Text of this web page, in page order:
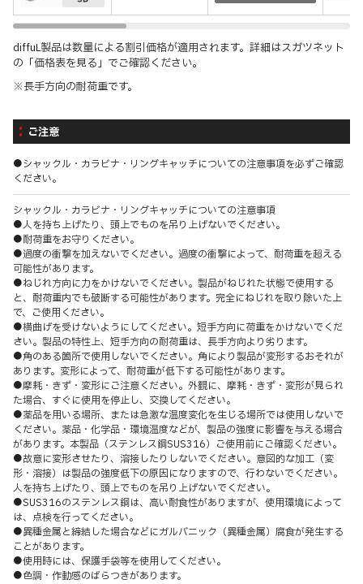
diffuL製品は数量による割引価格が適用されます。詳細はスガツネット
の「価格表を見る」でご確認ください。
※長手方向の耐荷重です。
ご注意
●シャックル・カラビナ・リングキャッチについての注意事項を必ずご確認
ください。
シャックル・カラビナ・リングキャッチについての注意事項
●人を持ち上げたり、頭上でものを吊り上げないでください。
●耐荷重をお守りください。
●過度の衝撃を加えないでください。過度の衝撃によって、耐荷重を超える
可能性があります。
●ねじれ方向に力をかけないでください。製品がねじれた状態で使用する
と、耐荷重内でも破断する可能性があります。完全にねじれを取り除いた上
で、ご使用ください。
●横曲げを受けないようにしてください。短手方向に荷重をかけないでくだ
さい。製品の特性上、短手方向の耐荷重は、長手方向より劣ります。
●角のある箇所で使用しないでください。角により製品が変形するおそれが
あります。変形によって、耐荷重が低下する可能性があります。
●摩耗・きず・変形にご注意ください。外観に、摩耗・きず・変形が見られ
た場合、すぐに使用を停止し、交換してください。
●薬品を用いる場所、または急激な温度変化を生じる場所では使用しないで
ください。薬品・化学品・環境温度などが、製品の強度に影響を与える場合
があります。本製品（ステンレス鋼SUS316）ご使用前にご確認ください。
●故意に変形させたり、溶接したりしないでください。意図的な加工（変
形・溶接）は製品の強度低下の原因になりますので、行わないでください。
人を持ち上げたり、頭上でものを吊り上げないでください。
●SUS316のステンレス鋼は、高い耐食性がありますが、使用環境によって
は、点検を行ってください。
●異種金属と締結した場合などにガルバニック（異種金属）腐食が発生する
ことがあります。
●使用時には、保護手袋等を使用してください。
●色調・作動感のばらつきがあります。